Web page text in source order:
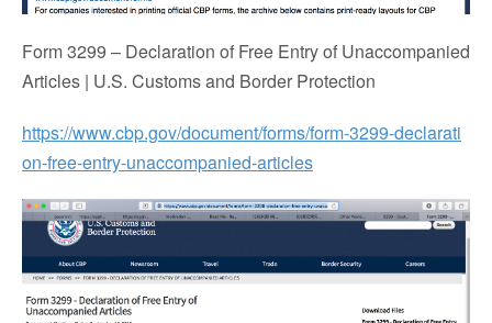
Form 3299 – Declaration of Free Entry of Unaccompanied
Articles | U.S. Customs and Border Protection
https://www.cbp.gov/document/forms/form-3299-declarati
on-free-entry-unaccompanied-articles